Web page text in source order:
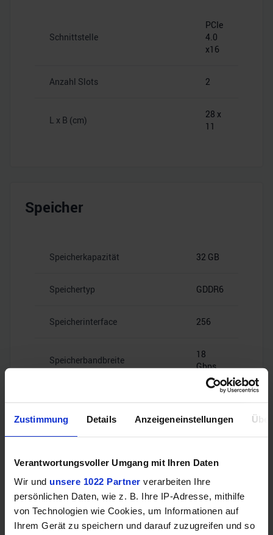
Zustimmung Details Anzeigeneinstellungen
Verantwortungsvoller Umgang mit Ihren Daten
Wir und unsere 1022 Partner verarbeiten Ihre
persönlichen Daten, wie z. B. Ihre IP-Adresse, mithilfe
von Technologien wie Cookies, um Informationen auf
Ihrem Gerät zu speichern und darauf zuzugreifen und so
Schnittstelle
PCIe
4.0
x16
Anzahl Slots 2
L x B (cm)
28 x
11
Speicher
Speicherkapazität 32 GB
Speichertyp GDDR6
Speicherinterface 256
Speicherbandbreite
18
Gbps
HDMI –
3x